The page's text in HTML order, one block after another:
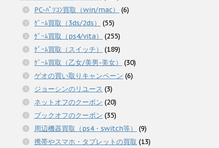
PC-ﾊﾟｿｺﾝ買取（win/mac）
(6)
ｹﾞｰﾑ買取（3ds/2ds）
(55)
ｹﾞｰﾑ買取（ps4/vita）
(255)
ｹﾞｰﾑ買取（スイッチ）
(189)
ｹﾞｰﾑ買取（乙女/美男-美女）
(30)
ゲオの買い取りキャンペーン (6)
ジョーシンのリユース (3)
ネットオフのクーポン (20)
ブックオフのクーポン (35)
周辺機器買取（ps4・switch等）
(9)
携帯やスマホ・タブレットの買取 (13)